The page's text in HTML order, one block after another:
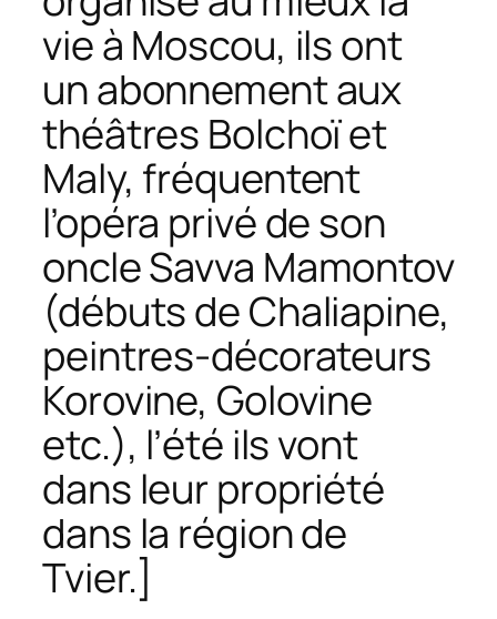
vie à Moscou, ils ont
un abonnement aux
théâtres Bolchoï et
Maly, fréquentent
l’opéra privé de son
oncle Savva Mamontov
(débuts de Chaliapine,
peintres-décorateurs
Korovine, Golovine
etc.), l’été ils vont
dans leur propriété
dans la région de
Tvier.]